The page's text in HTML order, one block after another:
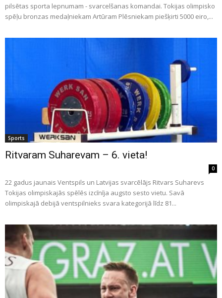
pilsētas sporta lepnumam - svarcelšanas komandai. Tokijas olimpisko
spēļu bronzas medaļniekam Artūram Plēsniekam piešķirti 5000 eiro,...
Sports
Ritvaram Suharevam – 6. vieta!
0
22 gadus jaunais Ventspils un Latvijas svarcēlājs Ritvars Suharevs
Tokijas olimpiskajās spēlēs izcīnīja augsto sesto vietu. Savā
olimpiskajā debijā ventspilnieks svara kategorijā līdz 81...